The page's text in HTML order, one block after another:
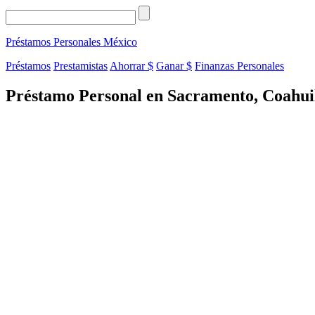
Préstamos Personales México
Préstamos Prestamistas Ahorrar $ Ganar $ Finanzas Personales
Préstamo Personal en Sacramento,